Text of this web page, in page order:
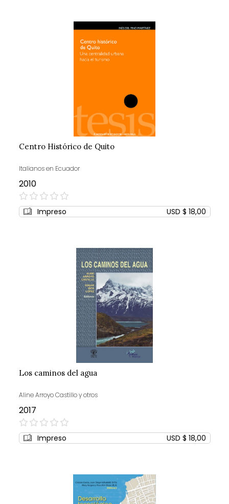
Centro Histórico de Quito
Italianos en Ecuador
2010
0%
Impreso USD $ 18,00
Los caminos del agua
Aline Arroyo Castillo y otros
2017
0%
Impreso USD $ 18,00